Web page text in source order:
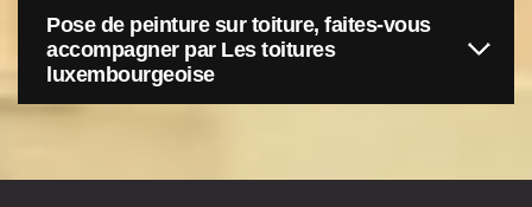
Pose de peinture sur toiture, faites-vous
accompagner par Les toitures
luxembourgeoise